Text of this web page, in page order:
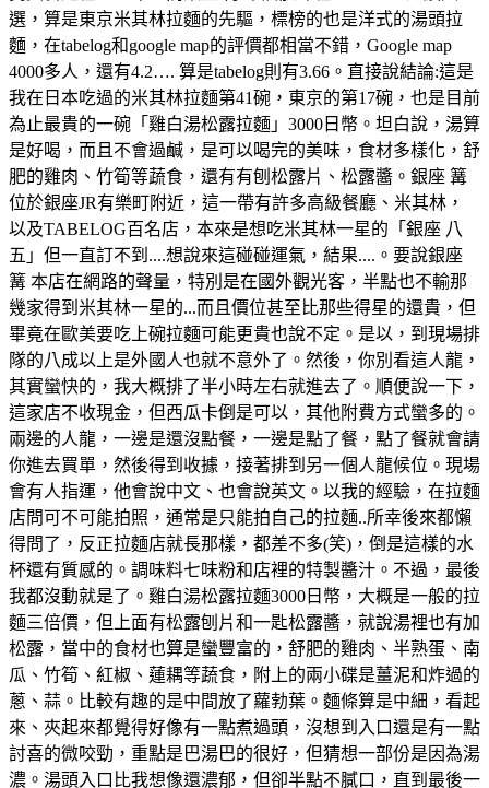
選，算是東京米其林拉麵的先驅，標榜的也是洋式的湯頭拉
麵，在tabelog和google map的評價都相當不錯，Google map
4000多人，還有4.2…. 算是tabelog則有3.66。直接說結論:這是
我在日本吃過的米其林拉麵第41碗，東京的第17碗，也是目前
為止最貴的一碗「雞白湯松露拉麵」3000日幣。坦白說，湯算
是好喝，而且不會過鹹，是可以喝完的美味，食材多樣化，舒
肥的雞肉、竹筍等蔬食，還有有刨松露片、松露醬。銀座 篝
位於銀座JR有樂町附近，這一帶有許多高級餐廳、米其林，
以及TABELOG百名店，本來是想吃米其林一星的「銀座 八
五」但一直訂不到....想說來這碰碰運氣，結果....。要說銀座
篝 本店在網路的聲量，特別是在國外觀光客，半點也不輸那
幾家得到米其林一星的...而且價位甚至比那些得星的還貴，但
畢竟在歐美要吃上碗拉麵可能更貴也說不定。是以，到現場排
隊的八成以上是外國人也就不意外了。然後，你別看這人龍，
其實蠻快的，我大概排了半小時左右就進去了。順便說一下，
這家店不收現金，但西瓜卡倒是可以，其他附費方式蠻多的。
兩邊的人龍，一邊是還沒點餐，一邊是點了餐，點了餐就會請
你進去買單，然後得到收據，接著排到另一個人龍候位。現場
會有人指運，他會說中文、也會說英文。以我的經驗，在拉麵
店問可不可能拍照，通常是只能拍自己的拉麵..所幸後來都懶
得問了，反正拉麵店就長那樣，都差不多(笑)，倒是這樣的水
杯還有質感的。調味料七味粉和店裡的特製醬汁。不過，最後
我都沒動就是了。雞白湯松露拉麵3000日幣，大概是一般的拉
麵三倍價，但上面有松露刨片和一匙松露醬，就說湯裡也有加
松露，當中的食材也算是蠻豐富的，舒肥的雞肉、半熟蛋、南
瓜、竹筍、紅椒、蓮耦等蔬食，附上的兩小碟是薑泥和炸過的
蔥、蒜。比較有趣的是中間放了蘿勃葉。麵條算是中細，看起
來、夾起來都覺得好像有一點煮過頭，沒想到入口還是有一點
討喜的微咬勁，重點是巴湯巴的很好，但猜想一部份是因為湯
濃。湯頭入口比我想像還濃郁，但卻半點不膩口，直到最後一